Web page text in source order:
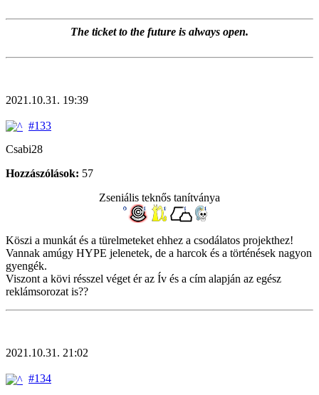
The ticket to the future is always open.
2021.10.31. 19:39
#133
Csabi28
Hozzászólások: 57
Zseniális teknős tanítványa
Köszi a munkát és a türelmeteket ehhez a csodálatos projekthez!
Vannak amúgy HYPE jelenetek, de a harcok és a történések nagyon
gyengék.
Viszont a kövi résszel véget ér az Ív és a cím alapján az egész
reklámsorozat is??
2021.10.31. 21:02
#134